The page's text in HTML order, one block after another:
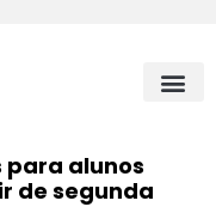
para alunos
de segunda